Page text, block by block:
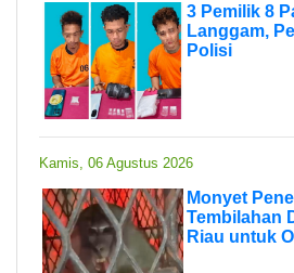
3 Pemilik 8
Langgam,
Polisi
Kamis, 06 Agustus 2026
Monyet
Tembilahan
Riau untuk